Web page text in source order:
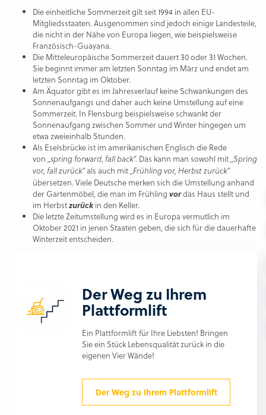
Die einheitliche Sommerzeit gilt seit 1994 in allen EU-
Mitgliedsstaaten. Ausgenommen sind jedoch einige Landesteile,
die nicht in der Nähe von Europa liegen, wie beispielsweise
Französisch-Guayana.
Die Mitteleuropäische Sommerzeit dauert 30 oder 31 Wochen.
Sie beginnt immer am letzten Sonntag im März und endet am
letzten Sonntag im Oktober.
Am Äquator gibt es im Jahresverlauf keine Schwankungen des
Sonnenaufgangs und daher auch keine Umstellung auf eine
Sommerzeit. In Flensburg beispielsweise schwankt der
Sonnenaufgang zwischen Sommer und Winter hingegen um
etwa zweieinhalb Stunden.
Als Eselsbrücke ist im amerikanischen Englisch die Rede
von „spring forward, fall back“. Das kann man sowohl mit „Spring
vor, fall zurück“als auch mit „Frühling vor, Herbst zurück“
übersetzen. Viele Deutsche merken sich die Umstellung anhand
der Gartenmöbel, die man im Frühling vordas Haus stellt und
im Herbstzurückin den Keller.
Die letzte Zeitumstellung wird es in Europa vermutlich im
Oktober 2021 in jenen Staaten geben, die sich für die dauerhafte
Winterzeit entscheiden.
Der Weg zu Ihrem
Plattformlift
Ein Plattformlift für Ihre Liebsten! Bringen
Sie ein Stück Lebensqualität zurück in die
eigenen Vier Wände!
Der Weg zu Ihrem Plattformlift